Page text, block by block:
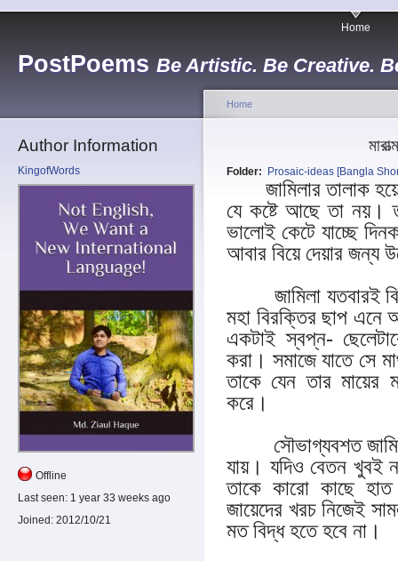
PostPoems Be Artistic. Be Creative.
Home
Author Information
KingofWords
Offline
Last seen: 1 year 33 weeks ago
Joined: 2012/10/21
Home
Folder: Prosaic-ideas [Bangla
জামিলার তালাক
যে কষ্টে আছে তা নয়।
ভালোই কেটে যাচ্ছে
আবার বিয়ে দেয়ার জন্য
জামিলা যতবারই
মহা বিরক্তির ছাপ এনে
একটাই স্বপ্ন-
করা। সমাজে যাতে সে
তাকে যেন তার মায়ের
করে।
সৌভাগ্যবশত
যায়। যদিও বেতন খুবই
তাকে কারো কাছে
জায়েদের খরচ নিজেই
মত বিদ্ধ হতে হবে না।